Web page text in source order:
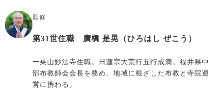
監修
第31世住職 廣橋 是晃（ひろはし ぜこう）
一乗山妙法寺住職。日蓮宗大荒行五行成満。福井県中
部布教師会会長を務め、地域に根ざした布教と寺院運
営に携わる。